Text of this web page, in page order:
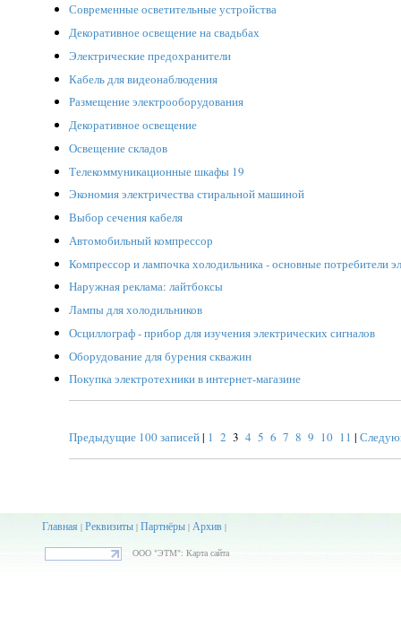
Современные осветительные устройства
Декоративное освещение на свадьбах
Электрические предохранители
Кабель для видеонаблюдения
Размещение электрооборудования
Декоративное освещение
Освещение складов
Телекоммуникационные шкафы 19
Экономия электричества стиральной машиной
Выбор сечения кабеля
Автомобильный компрессор
Компрессор и лампочка холодильника - основные потребители
Наружная реклама: лайтбоксы
Лампы для холодильников
Осциллограф - прибор для изучения электрических сигналов
Оборудование для бурения скважин
Покупка электротехники в интернет-магазине
Предыдущие 100 записей| 1 2 3 4 5 6 7 8 9 10 11 |
Главная| Реквизиты| Партнёры| Архив|
ООО "ЭТМ": Карта сайта